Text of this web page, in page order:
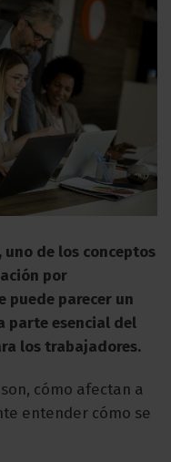
de los conceptos
por
puede parecer un
parte esencial del
los trabajadores.
cómo afectan a
entender cómo se